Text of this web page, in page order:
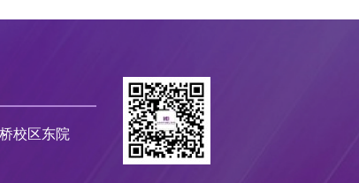
校区东院